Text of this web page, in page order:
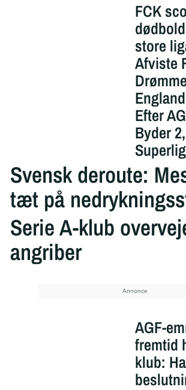
FCK
store
Afviste
England
Efter
Byder
Svensk deroute:
tæt på
Serie A-klub
angriber
AGF-
fremtid
klub: